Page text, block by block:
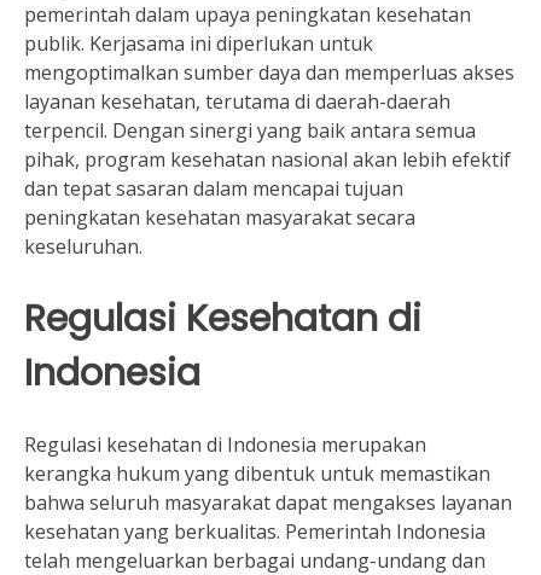
pemerintah dalam upaya peningkatan kesehatan
publik. Kerjasama ini diperlukan untuk
mengoptimalkan sumber daya dan memperluas akses
layanan kesehatan, terutama di daerah-daerah
terpencil. Dengan sinergi yang baik antara semua
pihak, program kesehatan nasional akan lebih efektif
dan tepat sasaran dalam mencapai tujuan
peningkatan kesehatan masyarakat secara
keseluruhan.
Regulasi Kesehatan di
Indonesia
Regulasi kesehatan di Indonesia merupakan
kerangka hukum yang dibentuk untuk memastikan
bahwa seluruh masyarakat dapat mengakses layanan
kesehatan yang berkualitas. Pemerintah Indonesia
telah mengeluarkan berbagai undang-undang dan